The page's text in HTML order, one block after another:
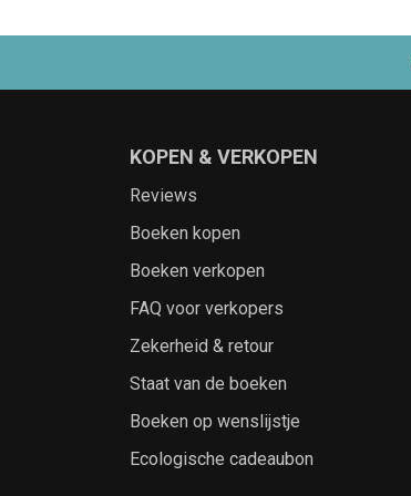
KOPEN & VERKOPEN
Reviews
Boeken kopen
Boeken verkopen
FAQ voor verkopers
Zekerheid & retour
Staat van de boeken
Boeken op wenslijstje
Ecologische cadeaubon